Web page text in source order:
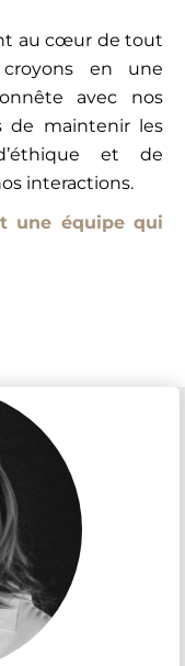
au cœur de tout
en une
avec nos
de maintenir les
et de
interactions.
une équipe qui